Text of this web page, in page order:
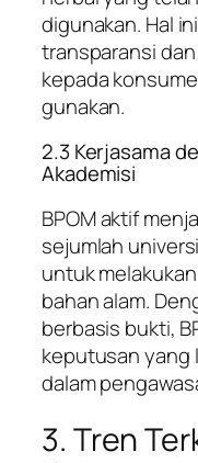
digunakan. Hal
transparansi
kepada
gunakan.
2.3 Kerjasama
Akademisi
BPOM aktif
sejumlah
untuk
bahan alam.
berbasis bukti,
keputusan yang
dalam
3. Tren